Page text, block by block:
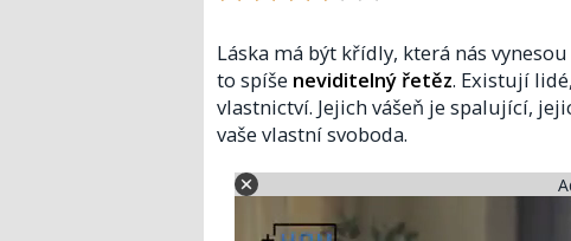
Láska má být křídly, která nás
to spíše neviditelný řetěz. Existují
vlastnictví. Jejich vášeň je spalující,
vaše vlastní svoboda.